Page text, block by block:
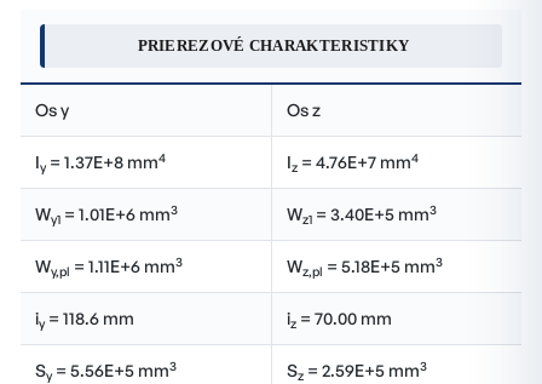
PRIEREZOVÉ CHARAKTERISTIKY
Os y Os z
Iy= 1.37E+8 mm4 Iz = 4.76E+7 mm4
Wy1 = 1.01E+6 mm3 Wz1 = 3.40E+5 mm3
Wy,pl = 1.11E+6 mm3 Wz,pl = 5.18E+5 mm3
iy= 118.6 mm iz = 70.00 mm
Sy= 5.56E+5 mm3 Sz = 2.59E+5 mm3